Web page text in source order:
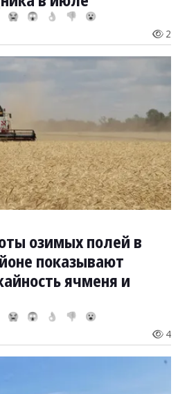
😭 😱 👌 👎 😮
2
озимых полей в
показывают
ячменя и
😭 😱 👌 👎 😮
4